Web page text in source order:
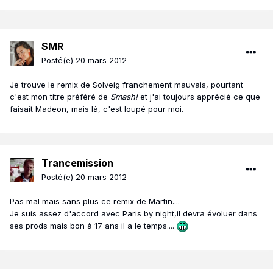
SMR
Posté(e) 20 mars 2012
Je trouve le remix de Solveig franchement mauvais, pourtant
c'est mon titre préféré de Smash!et j'ai toujours apprécié ce que
faisait Madeon, mais là, c'est loupé pour moi.
Trancemission
Posté(e) 20 mars 2012
Pas mal mais sans plus ce remix de Martin....
Je suis assez d'accord avec Paris by night,il devra évoluer dans
ses prods mais bon à 17 ans il a le temps....